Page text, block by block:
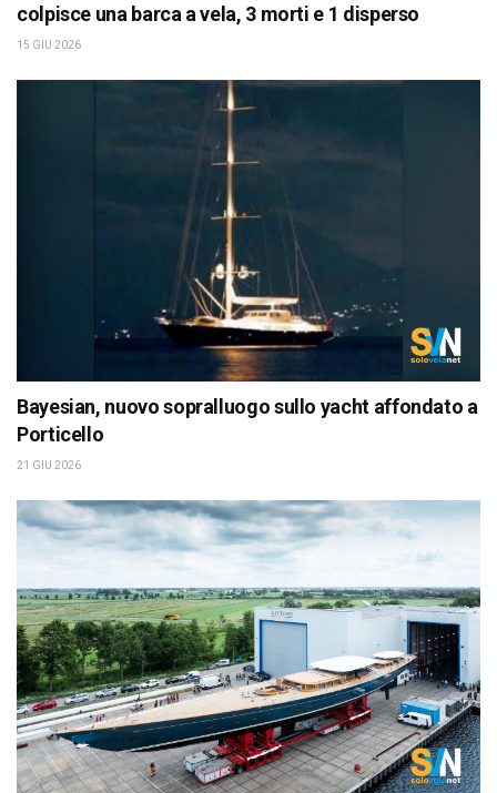
colpisce una barca a vela, 3 morti e 1 disperso
15 GIU 2026
Bayesian, nuovo sopralluogo sullo yacht affondato a
Porticello
21 GIU 2026